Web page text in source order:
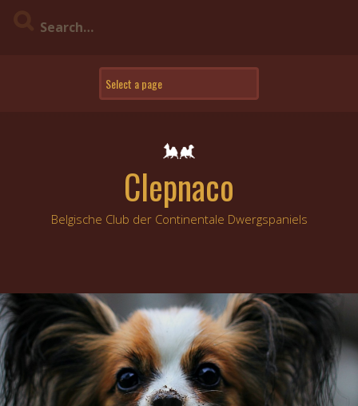
Clepnaco
Belgische Club der Continentale Dwergspaniels